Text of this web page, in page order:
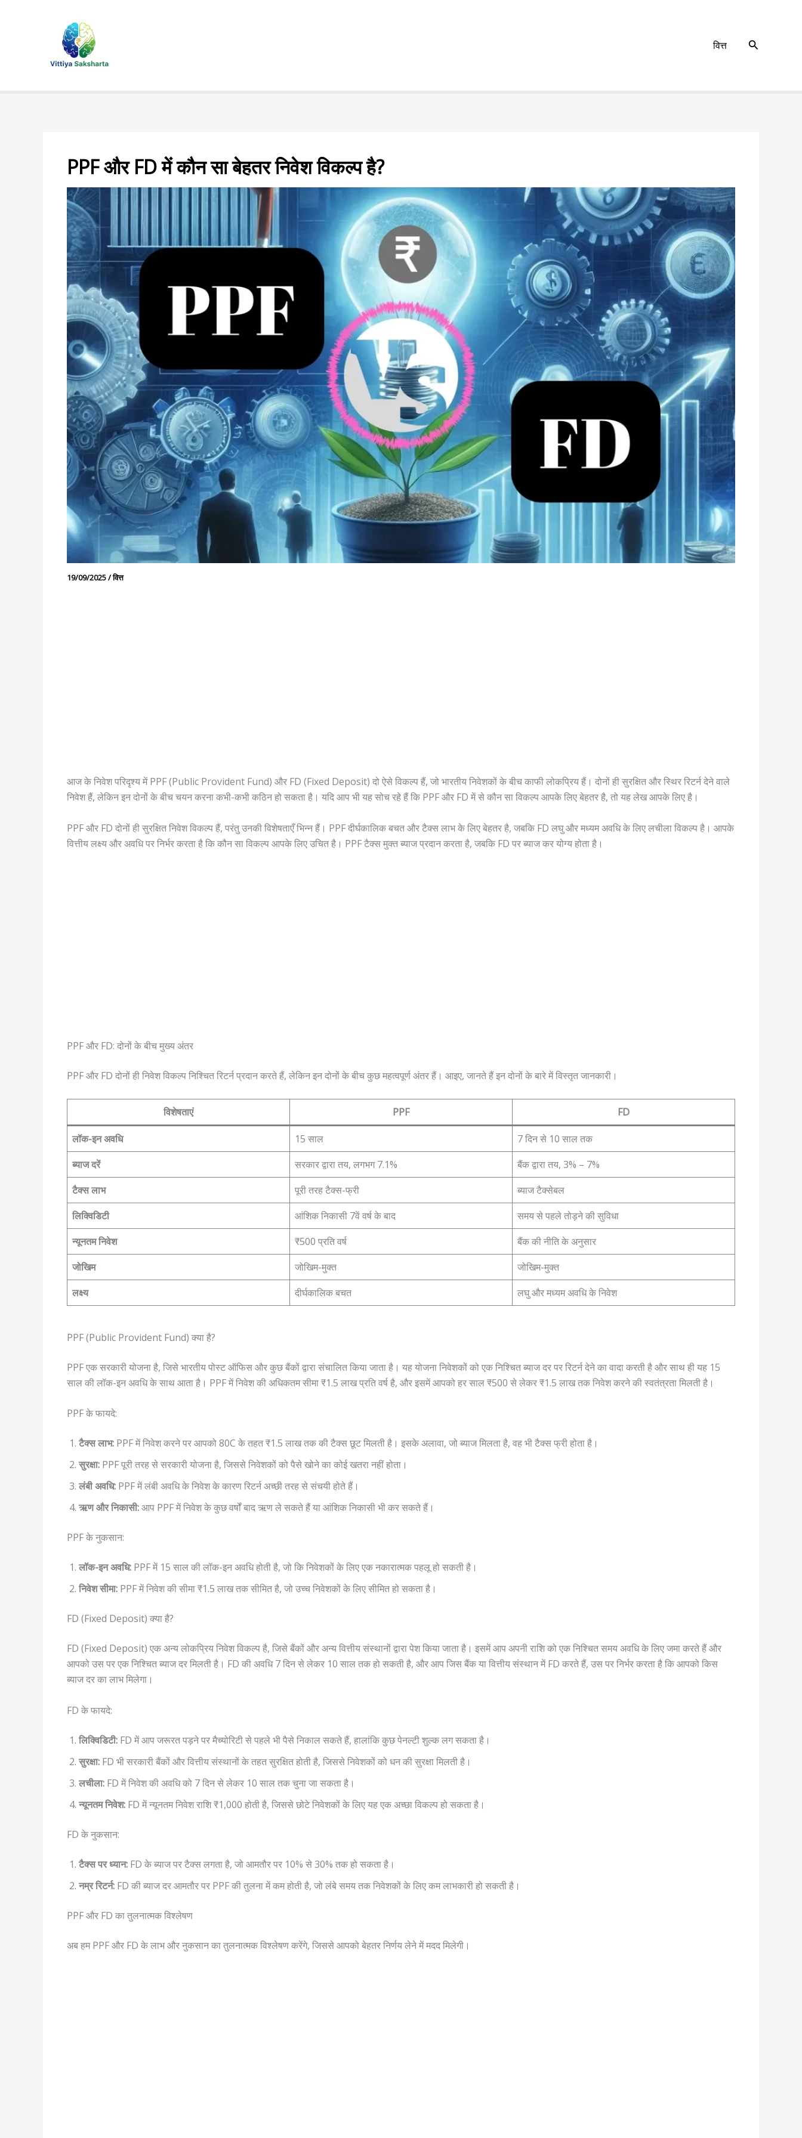
वित्त Search
PPF और FD में कौन सा बेहतर निवेश विकल्प है?
19/09/2025/वित्त
आज के निवेश परिदृश्य में PPF (Public Provident Fund) और FD (Fixed Deposit) दो ऐसे विकल्प हैं, जो भारतीय निवेशकों के बीच काफी लोकप्रिय हैं। दोनों ही सुरक्षित और स्थिर रिटर्न देने वाले
निवेश हैं, लेकिन इन दोनों के बीच चयन करना कभी-कभी कठिन हो सकता है। यदि आप भी यह सोच रहे हैं कि PPF और FD में से कौन सा विकल्प आपके लिए बेहतर है, तो यह लेख आपके लिए है।
PPF और FD दोनों ही सुरक्षित निवेश विकल्प हैं, परंतु उनकी विशेषताएँ भिन्न हैं। PPF दीर्घकालिक बचत और टैक्स लाभ के लिए बेहतर है, जबकि FD लघु और मध्यम अवधि के लिए लचीला विकल्प है। आपके
वित्तीय लक्ष्य और अवधि पर निर्भर करता है कि कौन सा विकल्प आपके लिए उचित है। PPF टैक्स मुक्त ब्याज प्रदान करता है, जबकि FD पर ब्याज कर योग्य होता है।
PPF और FD: दोनों के बीच मुख्य अंतर
PPF और FD दोनों ही निवेश विकल्प निश्चित रिटर्न प्रदान करते हैं, लेकिन इन दोनों के बीच कुछ महत्वपूर्ण अंतर हैं। आइए, जानते हैं इन दोनों के बारे में विस्तृत जानकारी।
विशेषताएं PPF FD
लॉक-इन अवधि 15 साल
7 दिन से 10 साल तक
ब्याज दरें
सरकार द्वारा तय, लगभग 7.1%
बैंक द्वारा तय, 3% – 7%
टैक्स लाभ
पूरी तरह टैक्स-फ्री
ब्याज टैक्सेबल
लिक्विडिटी
आंशिक निकासी 7वें वर्ष के बाद
समय से पहले तोड़ने की सुविधा
न्यूनतम निवेश
₹500 प्रति वर्ष
बैंक की नीति के अनुसार
जोखिम
जोखिम-मुक्त
जोखिम-मुक्त
लक्ष्य
दीर्घकालिक बचत लघु और मध्यम अवधि के निवेश
PPF (Public Provident Fund) क्या है?
PPF एक सरकारी योजना है, जिसे भारतीय पोस्ट ऑफिस और कुछ बैंकों द्वारा संचालित किया जाता है। यह योजना निवेशकों को एक निश्चित ब्याज दर पर रिटर्न देने का वादा करती है और साथ ही यह 15
साल की लॉक-इन अवधि के साथ आता है। PPF में निवेश की अधिकतम सीमा ₹1.5 लाख प्रति वर्ष है, और इसमें आपको हर साल ₹500 से लेकर ₹1.5 लाख तक निवेश करने की स्वतंत्रता मिलती है।
PPF के फायदे:
टैक्स लाभ: PPF में निवेश करने पर आपको 80C के तहत ₹1.5 लाख तक की टैक्स छूट मिलती है। इसके अलावा, जो ब्याज मिलता है, वह भी टैक्स फ्री होता है।
सुरक्षा: PPF पूरी तरह से सरकारी योजना है, जिससे निवेशकों को पैसे खोने का कोई खतरा नहीं होता।
लंबी अवधि: PPF में लंबी अवधि के निवेश के कारण रिटर्न अच्छी तरह से संचयी होते हैं।
ऋण और निकासी:आप PPF में निवेश के कुछ वर्षों बाद ऋण ले सकते हैं या आंशिक निकासी भी कर सकते हैं।
PPF के नुकसान:
लॉक-इन अवधि: PPF में 15 साल की लॉक-इन अवधि होती है, जो कि निवेशकों के लिए एक नकारात्मक पहलू हो सकती है।
निवेश सीमा: PPF में निवेश की सीमा ₹1.5 लाख तक सीमित है, जो उच्च निवेशकों के लिए सीमित हो सकता है।
FD (Fixed Deposit) क्या है?
FD (Fixed Deposit) एक अन्य लोकप्रिय निवेश विकल्प है, जिसे बैंकों और अन्य वित्तीय संस्थानों द्वारा पेश किया जाता है। इसमें आप अपनी राशि को एक निश्चित समय अवधि के लिए जमा करते हैं और
आपको उस पर एक निश्चित ब्याज दर मिलती है। FD की अवधि 7 दिन से लेकर 10 साल तक हो सकती है, और आप जिस बैंक या वित्तीय संस्थान में FD करते हैं, उस पर निर्भर करता है कि आपको किस
ब्याज दर का लाभ मिलेगा।
FD के फायदे:
लिक्विडिटी: FD में आप जरूरत पड़ने पर मैच्योरिटी से पहले भी पैसे निकाल सकते हैं, हालांकि कुछ पेनल्टी शुल्क लग सकता है।
सुरक्षा: FD भी सरकारी बैंकों और वित्तीय संस्थानों के तहत सुरक्षित होती है, जिससे निवेशकों को धन की सुरक्षा मिलती है।
लचीला: FD में निवेश की अवधि को 7 दिन से लेकर 10 साल तक चुना जा सकता है।
न्यूनतम निवेश: FD में न्यूनतम निवेश राशि ₹1,000 होती है, जिससे छोटे निवेशकों के लिए यह एक अच्छा विकल्प हो सकता है।
FD के नुकसान:
टैक्स पर ध्यान: FD के ब्याज पर टैक्स लगता है, जो आमतौर पर 10% से 30% तक हो सकता है।
नम्र रिटर्न: FD की ब्याज दर आमतौर पर PPF की तुलना में कम होती है, जो लंबे समय तक निवेशकों के लिए कम लाभकारी हो सकती है।
PPF और FD का तुलनात्मक विश्लेषण
अब हम PPF और FD के लाभ और नुकसान का तुलनात्मक विश्लेषण करेंगे, जिससे आपको बेहतर निर्णय लेने में मदद मिलेगी।